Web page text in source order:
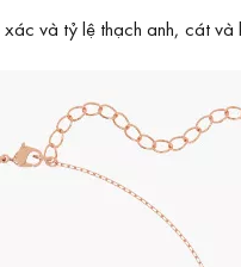
và tỷ lệ thạch anh, cát